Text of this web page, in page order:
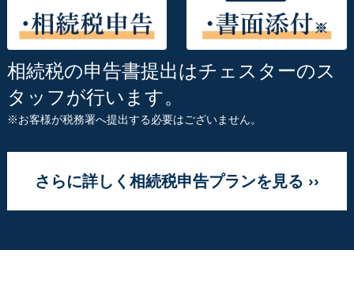
相続税の申告書提出はチェスターのス
タッフが行います。
※お客様が税務署へ提出する必要はございません。
さらに詳しく相続税申告プランを見る ››